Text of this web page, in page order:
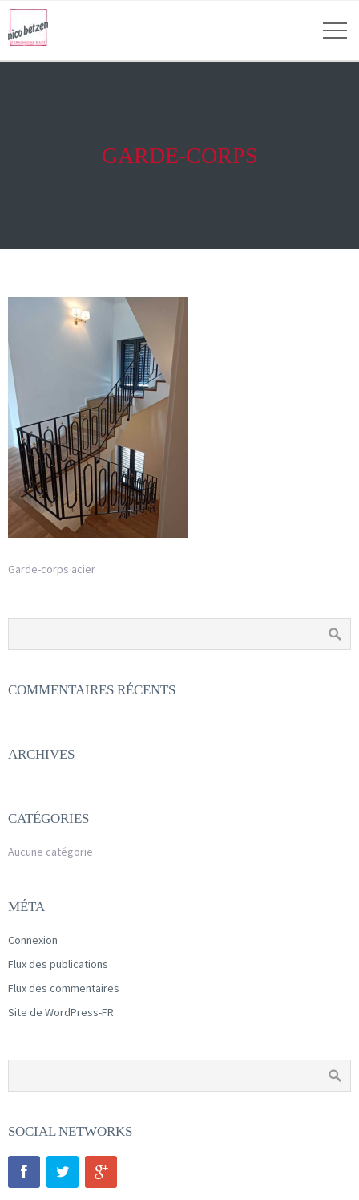
GARDE-CORPS
Garde-corps acier
COMMENTAIRES RÉCENTS
ARCHIVES
CATÉGORIES
Aucune catégorie
MÉTA
Connexion
Flux des publications
Flux des commentaires
Site de WordPress-FR
SOCIAL NETWORKS